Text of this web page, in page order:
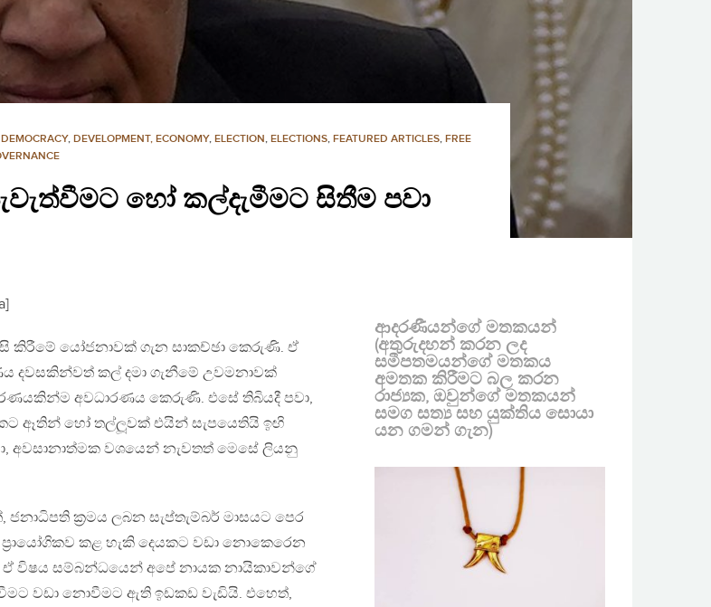
DEMOCRACY, DEVELOPMENT, ECONOMY, ELECTION, ELECTIONS, FEATURED ARTICLES, FREE
හෝ කල්දැමීමට සිතීම පවා
කිරීමේ යෝජනාවක් ගැන සාකච්ඡා කෙරුණි. ඒ
දවසකින්වත් කල් දමා ගැනීමේ උවමනාවක්
අවධාරණය කෙරුණි. එසේ තිබියදී පවා,
ඈතින් හෝ තල්ලූවක් එයින් සැපයෙතියි ඉඟි
අවසානාත්මක වශයෙන් නැවතත් මෙසේ ලියනු
ක්‍රමය ලබන සැප්තැම්බර් මාසයට පෙර
කළ හැකි දෙයකට වඩා නොකෙරෙන
විෂය සම්බන්ධයෙන් අපේ නායක නායිකාවන්ගේ
වඩා නොවීමට ඇති ඉඩකඩ වැඩියි. එහෙත්,
ආදරණීයන්ගේ මතකයන්
(අතුරුදහන් කරන ලද
සමීපතමයන්ගේ මතකය
අමතක කිරීමට බල කරන
රාජ්‍යක, ඔවුන්ගේ මතකයන්
සමග සත්‍ය සහ යුක්තිය සොයා
යන ගමන් ගැන)